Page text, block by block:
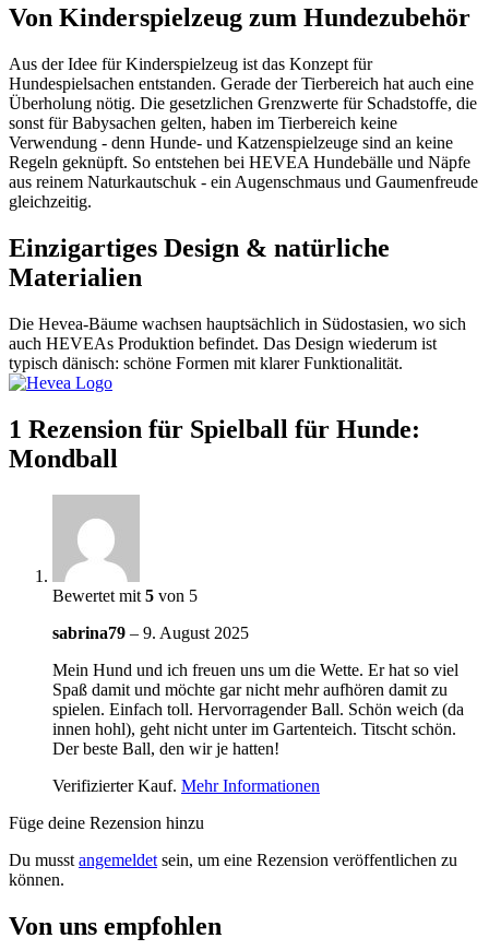
Von Kinderspielzeug zum Hundezubehör
Aus der Idee für Kinderspielzeug ist das Konzept für
Hundespielsachen entstanden. Gerade der Tierbereich hat auch eine
Überholung nötig. Die gesetzlichen Grenzwerte für Schadstoffe, die
sonst für Babysachen gelten, haben im Tierbereich keine
Verwendung - denn Hunde- und Katzenspielzeuge sind an keine
Regeln geknüpft. So entstehen bei HEVEA Hundebälle und Näpfe
aus reinem Naturkautschuk - ein Augenschmaus und Gaumenfreude
gleichzeitig.
Einzigartiges Design & natürliche
Materialien
Die Hevea-Bäume wachsen hauptsächlich in Südostasien, wo sich
auch HEVEAs Produktion befindet. Das Design wiederum ist
typisch dänisch: schöne Formen mit klarer Funktionalität.
1 Rezension für Spielball für Hunde:
Mondball
Bewertet mit5 von 5
sabrina79 – 9. August 2025
Mein Hund und ich freuen uns um die Wette. Er hat so viel
Spaß damit und möchte gar nicht mehr aufhören damit zu
spielen. Einfach toll. Hervorragender Ball. Schön weich (da
innen hohl), geht nicht unter im Gartenteich. Titscht schön.
Der beste Ball, den wir je hatten!
Verifizierter Kauf. Mehr Informationen
Füge deine Rezension hinzu
Du musstangemeldetsein, um eine Rezension veröffentlichen zu
können.
Von uns empfohlen